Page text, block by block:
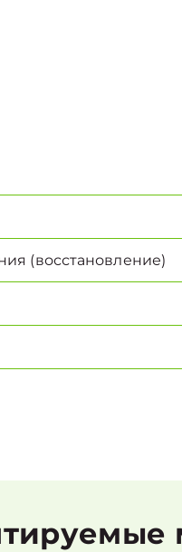
(восстановление)